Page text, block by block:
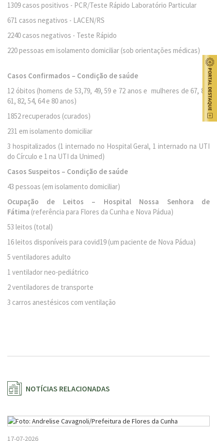
1309 casos positivos - PCR/Teste Rápido Laboratório Particular
671 casos negativos - LACEN/RS
2240 casos negativos - Teste Rápido
220 pessoas em isolamento domiciliar (sob orientações médicas)
Casos Confirmados – Condição de saúde
12 óbitos (homens de 53,79, 49, 59 e 72 anos e mulheres de 67, 85,
61, 82, 54, 64 e 80 anos)
1852 recuperados (curados)
231 em isolamento domiciliar
3 hospitalizados (1 internado no Hospital Geral, 1 internado na UTI
do Círculo e 1 na UTI da Unimed)
Casos Suspeitos – Condição de saúde
43 pessoas (em isolamento domiciliar)
Ocupação de Leitos – Hospital Nossa Senhora de
Fátima (referência para Flores da Cunha e Nova Pádua)
53 leitos (total)
16 leitos disponíveis para covid19 (um paciente de Nova Pádua)
5 ventiladores adulto
1 ventilador neo-pediátrico
2 ventiladores de transporte
3 carros anestésicos com ventilação
NOTÍCIAS RELACIONADAS
17-07-2026